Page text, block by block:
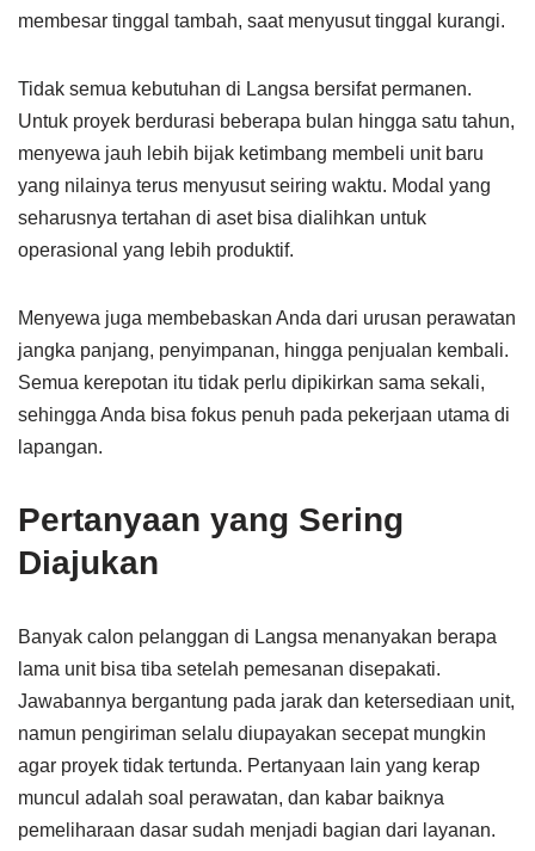
membesar tinggal tambah, saat menyusut tinggal kurangi.
Tidak semua kebutuhan di Langsa bersifat permanen.
Untuk proyek berdurasi beberapa bulan hingga satu tahun,
menyewa jauh lebih bijak ketimbang membeli unit baru
yang nilainya terus menyusut seiring waktu. Modal yang
seharusnya tertahan di aset bisa dialihkan untuk
operasional yang lebih produktif.
Menyewa juga membebaskan Anda dari urusan perawatan
jangka panjang, penyimpanan, hingga penjualan kembali.
Semua kerepotan itu tidak perlu dipikirkan sama sekali,
sehingga Anda bisa fokus penuh pada pekerjaan utama di
lapangan.
Pertanyaan yang Sering
Diajukan
Banyak calon pelanggan di Langsa menanyakan berapa
lama unit bisa tiba setelah pemesanan disepakati.
Jawabannya bergantung pada jarak dan ketersediaan unit,
namun pengiriman selalu diupayakan secepat mungkin
agar proyek tidak tertunda. Pertanyaan lain yang kerap
muncul adalah soal perawatan, dan kabar baiknya
pemeliharaan dasar sudah menjadi bagian dari layanan.